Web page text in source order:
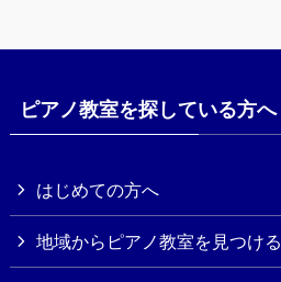
ピアノ教室を探している方へ
はじめての方へ
地域からピアノ教室を見つける